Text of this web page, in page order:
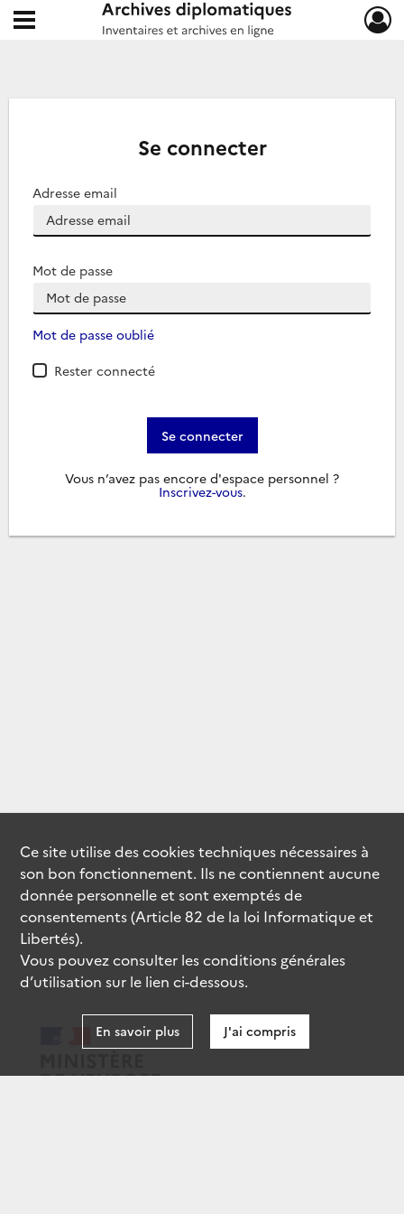
Archives diplomatiques
Ouvrir le menu déroulant
Se connecter
Adresse email
Mot de passe
Mot de passe oublié
Rester connecté
Se connecter
Vous n’avez pas encore d'espace personnel ?
Inscrivez-vous.
Ce site utilise descookiestechniques nécessaires à
son bon fonctionnement. Ils ne contiennent aucune
donnée personnelle et sont exemptés de
consentements (Article 82 de la loi Informatique et
Libertés).
Vous pouvez consulter les conditions générales
d’utilisation sur le lien ci-dessous.
En savoir plus J'ai compris